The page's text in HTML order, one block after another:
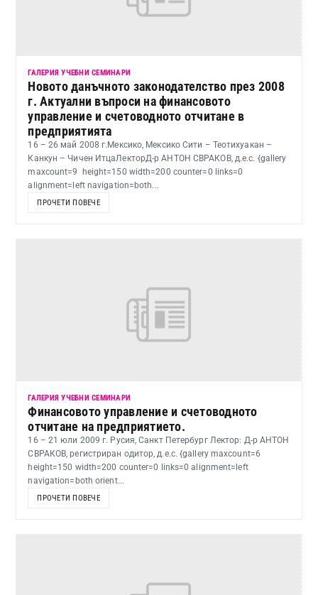
ГАЛЕРИЯ УЧЕБНИ СЕМИНАРИ
Новото данъчното законодателство през 2008
г. Актуални въпроси на финансовото
управление и счетоводното отчитане в
предприятията
16 – 26 май 2008 г.Мексико, Мексико Сити – Теотихуакан –
Канкун – Чичен ИтцаЛекторД-р АНТОН СВРАКОВ, д.е.с. {gallery
maxcount=9 height=150 width=200 counter=0 links=0
alignment=left navigation=both...
ПРОЧЕТИ ПОВЕЧЕ
ГАЛЕРИЯ УЧЕБНИ СЕМИНАРИ
Финансовото управление и счетоводното
отчитане на предприятието.
16 – 21 юли 2009 г. Русия, Санкт Петербург Лектор: Д-р АНТОН
СВРАКОВ, регистриран одитор, д.е.с. {gallery maxcount=6
height=150 width=200 counter=0 links=0 alignment=left
navigation=both orient...
ПРОЧЕТИ ПОВЕЧЕ